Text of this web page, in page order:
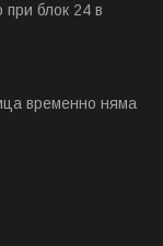
блок 24 в
временно няма